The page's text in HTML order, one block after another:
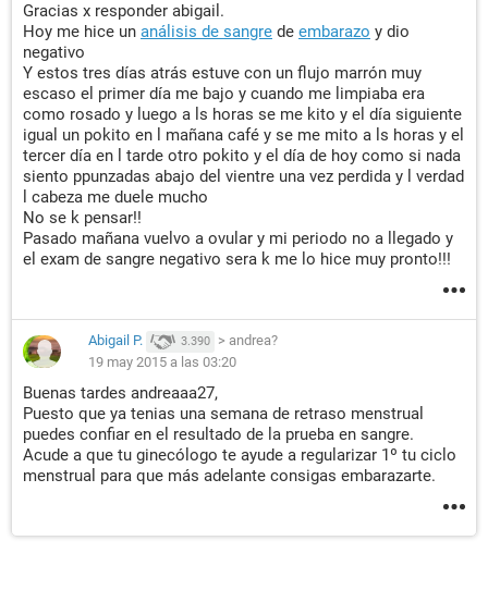
Gracias x responder abigail.
Hoy me hice un análisis de sangre de embarazo y dio
negativo
Y estos tres días atrás estuve con un flujo marrón muy
escaso el primer día me bajo y cuando me limpiaba era
como rosado y luego a ls horas se me kito y el día siguiente
igual un pokito en l mañana café y se me mito a ls horas y el
tercer día en l tarde otro pokito y el día de hoy como si nada
siento ppunzadas abajo del vientre una vez perdida y l verdad
l cabeza me duele mucho
No se k pensar!!
Pasado mañana vuelvo a ovular y mi periodo no a llegado y
el exam de sangre negativo sera k me lo hice muy pronto!!!
Abigail P. 3.390 > andrea?
19 may 2015 a las 03:20
Buenas tardes andreaaa27,
Puesto que ya tenias una semana de retraso menstrual
puedes confiar en el resultado de la prueba en sangre.
Acude a que tu ginecólogo te ayude a regularizar 1º tu ciclo
menstrual para que más adelante consigas embarazarte.